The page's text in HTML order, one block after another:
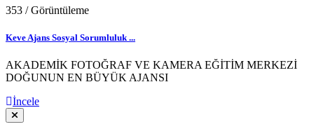
353 / Görüntüleme
Keve Ajans Sosyal Sorumluluk ...
AKADEMİK FOTOĞRAF VE KAMERA EĞİTİM MERKEZİ
DOĞUNUN EN BÜYÜK AJANSI
İncele